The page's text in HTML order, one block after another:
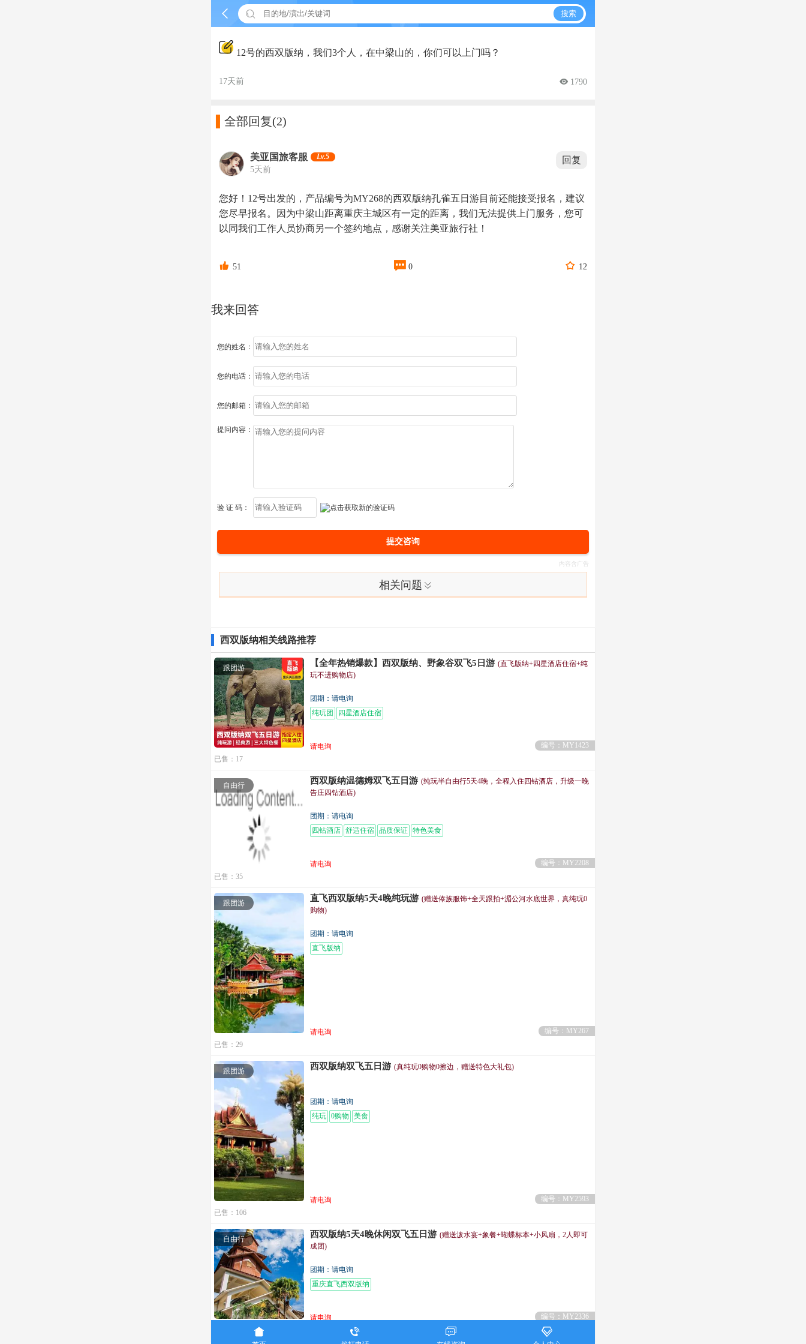
  搜索
12号的西双版纳，我们3个人，在中梁山的，你们可以上门吗？
17天前  1790
全部回复(2)
美亚国旅客服 Lv.5
5天前
回复
您好！12号出发的，产品编号为MY268的西双版纳孔雀五日游目前还能接受报名，建议
您尽早报名。因为中梁山距离重庆主城区有一定的距离，我们无法提供上门服务，您可
以同我们工作人员协商另一个签约地点，感谢关注美亚旅行社！
 51  0  12
我来回答
您的姓名：
您的电话：
您的邮箱：
提问内容：
验 证 码：
提交咨询
相关问题
西双版纳相关线路推荐
跟团游 【全年热销爆款】西双版纳、野象谷双飞5日游 (直飞版纳+四星酒店住宿+纯
玩不进购物店)
团期：请电询
纯玩团
四星酒店住宿
请电询
编号：MY1423
已售：17
自由行 西双版纳温德姆双飞五日游 (纯玩半自由行5天4晚，全程入住四钻酒店，升级一晚
告庄四钻酒店)
团期：请电询
四钻酒店 舒适住宿 品质保证 特色美食
请电询
编号：MY2208
已售：35
跟团游 直飞西双版纳5天4晚纯玩游 (赠送傣族服饰+全天跟拍+湄公河水底世界，真纯玩0
购物)
团期：请电询
直飞版纳
请电询
编号：MY267
已售：29
跟团游 西双版纳双飞五日游 (真纯玩0购物0擦边，赠送特色大礼包)
团期：请电询
纯玩 0购物 美食
请电询
编号：MY2593
已售：106
自由行 西双版纳5天4晚休闲双飞五日游 (赠送泼水宴+象餐+蝴蝶标本+小风扇，2人即可
成团)
团期：请电询
重庆直飞西双版纳
请电询
编号：MY2336
   